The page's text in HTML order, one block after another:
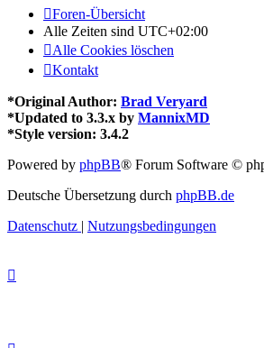
Foren-Übersicht
Alle Zeiten sind UTC+02:00
Alle Cookies löschen
Kontakt
*Original Author: Brad Veryard
*Updated to 3.3.x by MannixMD
*Style version: 3.4.2
Powered by phpBB® Forum Software ©
Deutsche Übersetzung durch phpBB.de
Datenschutz | Nutzungsbedingungen